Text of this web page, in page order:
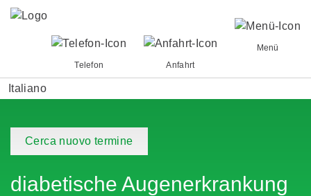
Menü
Telefon
Anfahrt
Italiano
Cerca nuovo termine
diabetische Augenerkrankung